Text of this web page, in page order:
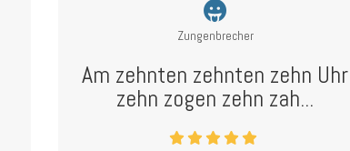
Zungenbrecher
Am zehnten zehnten zehn Uhr
zehn zogen zehn zah...